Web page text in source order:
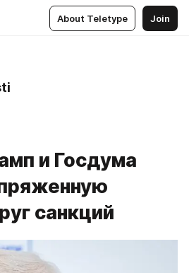
About Teletype Join
и Госдума
санкций